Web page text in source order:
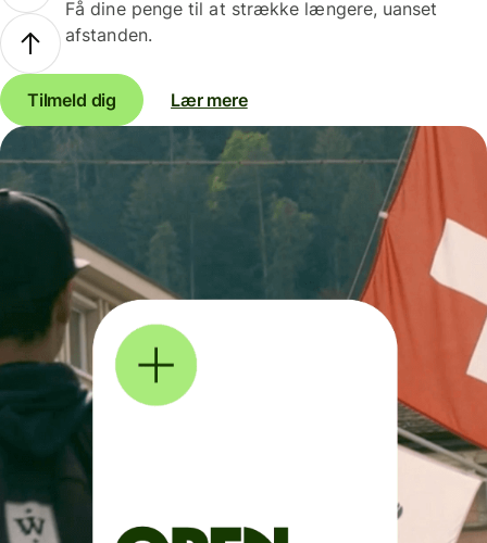
Få dine penge til at strække længere, uanset
afstanden.
Tilmeld dig Lær mere